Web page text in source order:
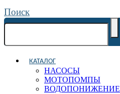
Поиск
КАТАЛОГ
НАСОСЫ
МОТОПОМПЫ
ВОДОПОНИЖЕНИЕ